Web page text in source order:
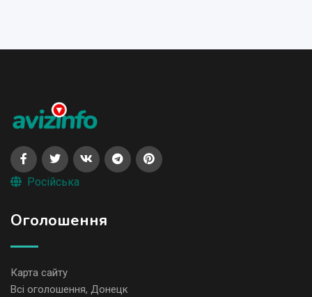
Російська
Оголошення
Карта сайту
Всі оголошення, Донецк